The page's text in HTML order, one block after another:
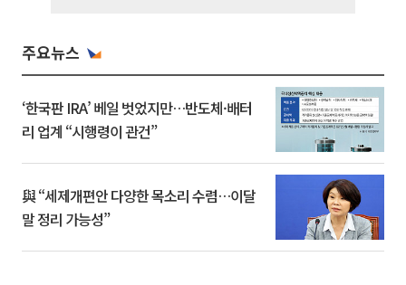
주요뉴스
‘한국판 IRA’ 베일 벗었지만…반도체·배터
리 업계 “시행령이 관건”
與 “세제개편안 다양한 목소리 수렴…이달
말 정리 가능성”